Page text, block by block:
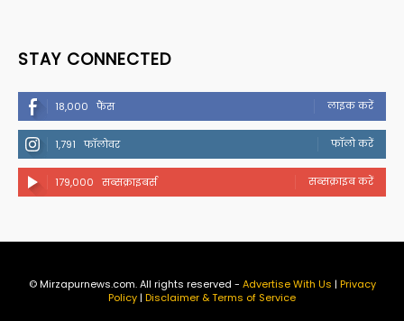
STAY CONNECTED
18,000 फैंस लाइक करें
1,791 फॉलोवर फॉलो करें
179,000 सब्सक्राइबर्स सब्सक्राइब करें
© Mirzapurnews.com. All rights reserved - Advertise With Us | Privacy
Policy| Disclaimer & Terms of Service